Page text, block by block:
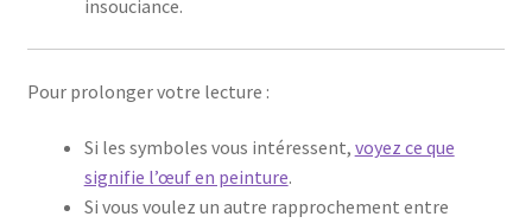
insouciance.
Pour prolonger votre lecture :
Si les symboles vous intéressent, voyez ce que
signifie l’œuf en peinture.
Si vous voulez un autre rapprochement entre